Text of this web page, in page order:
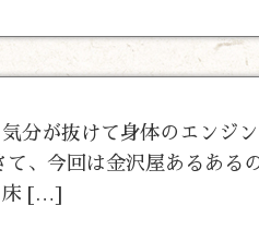
分が抜けて身体のエンジ
、今回は金沢屋あるある
床 […]